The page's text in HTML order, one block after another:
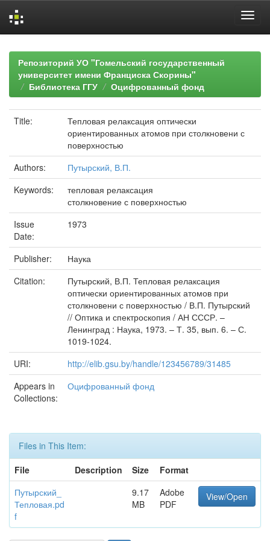
navigationРепозиторий УО "Гомельский государственный
университет имени Франциска Скорины"
Библиотека ГГУ
Оцифрованный фонд
Title:
Тепловая релаксация оптически
ориентированных атомов при столкновени с
поверхностью
Authors:
Путырский, В.П.
Keywords:
тепловая релаксация
столкновение с поверхностью
Issue
Date:
1973
Publisher:
Наука
Citation:
Путырский, В.П. Тепловая релаксация
оптически ориентированных атомов при
столкновени с поверхностью / В.П. Путырский
// Оптика и спектроскопия / АН СССР. –
Ленинград : Наука, 1973. – Т. 35, вып. 6. – С.
1019-1024.
URI:
http://elib.gsu.by/handle/123456789/31485
Appears in
Collections:
Оцифрованный фонд
Files in This Item:
File
Description Size
Format
Путырский_
Тепловая.pd
f
9.17
MB
Adobe
PDF
View/Open